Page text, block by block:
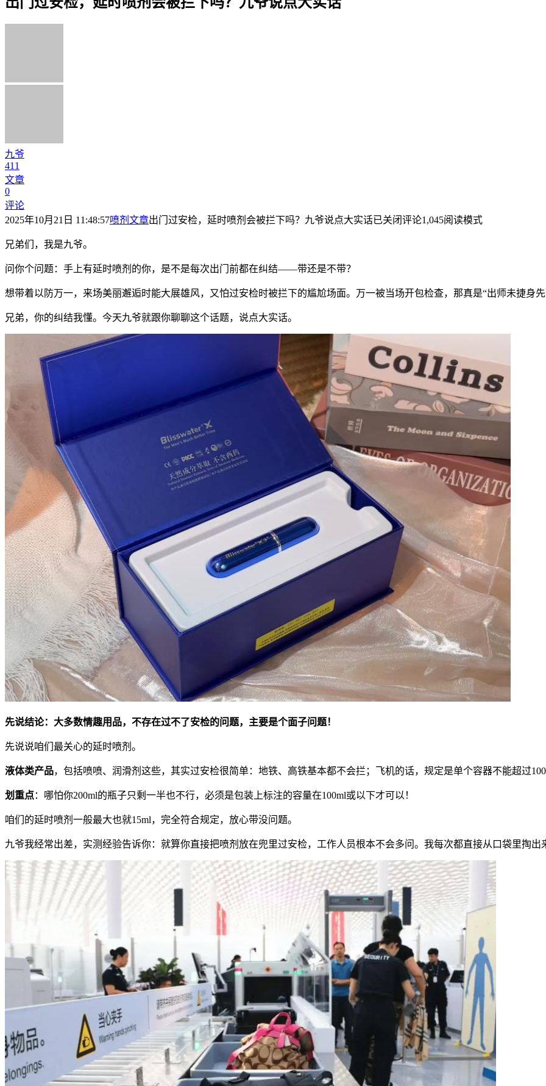
九爷
411
文章
0
评论
2025年10月21日 11:48:57喷剂文章出门过安检，延时喷剂会被拦下吗？九爷说点大实话已关闭评论1,045阅读模式
兄弟们，我是九爷。
问你个问题：手上有延时喷剂的你，是不是每次出门前都在纠结——带还是不带？
想带着以防万一，来场美丽邂逅时能大展雄风，又怕过安检时被拦下的尴尬场面。万一被当场开包检查，那真是“出师未捷身
兄弟，你的纠结我懂。今天九爷就跟你聊聊这个话题，说点大实话。
先说结论：大多数情趣用品，不存在过不了安检的问题，主要是个面子问题！
先说说咱们最关心的延时喷剂。
液体类产品，包括喷喷、润滑剂这些，其实过安检很简单：地铁、高铁基本都不会拦；飞机的话，规定是单个容器不能超过
划重点：哪怕你200ml的瓶子只剩一半也不行，必须是包装上标注的容量在100ml或以下才可以！
咱们的延时喷剂一般最大也就15ml，完全符合规定，放心带没问题。
九爷我经常出差，实测经验告诉你：就算你直接把喷剂放在兜里过安检，工作人员根本不会多问。我每次都直接从口袋里掏